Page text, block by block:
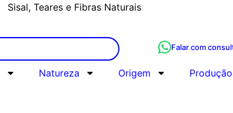
Sisal, Teares e Fibras Naturais
Falar com
Natureza Origem Produção